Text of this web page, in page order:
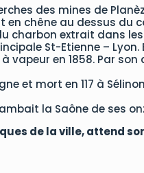
des mines de
chêne au dessus du
extrait dans
St-Etienne – Lyon.
vapeur en 1858. Par
et mort en 117 à
la Saône de ses
de la ville, attend